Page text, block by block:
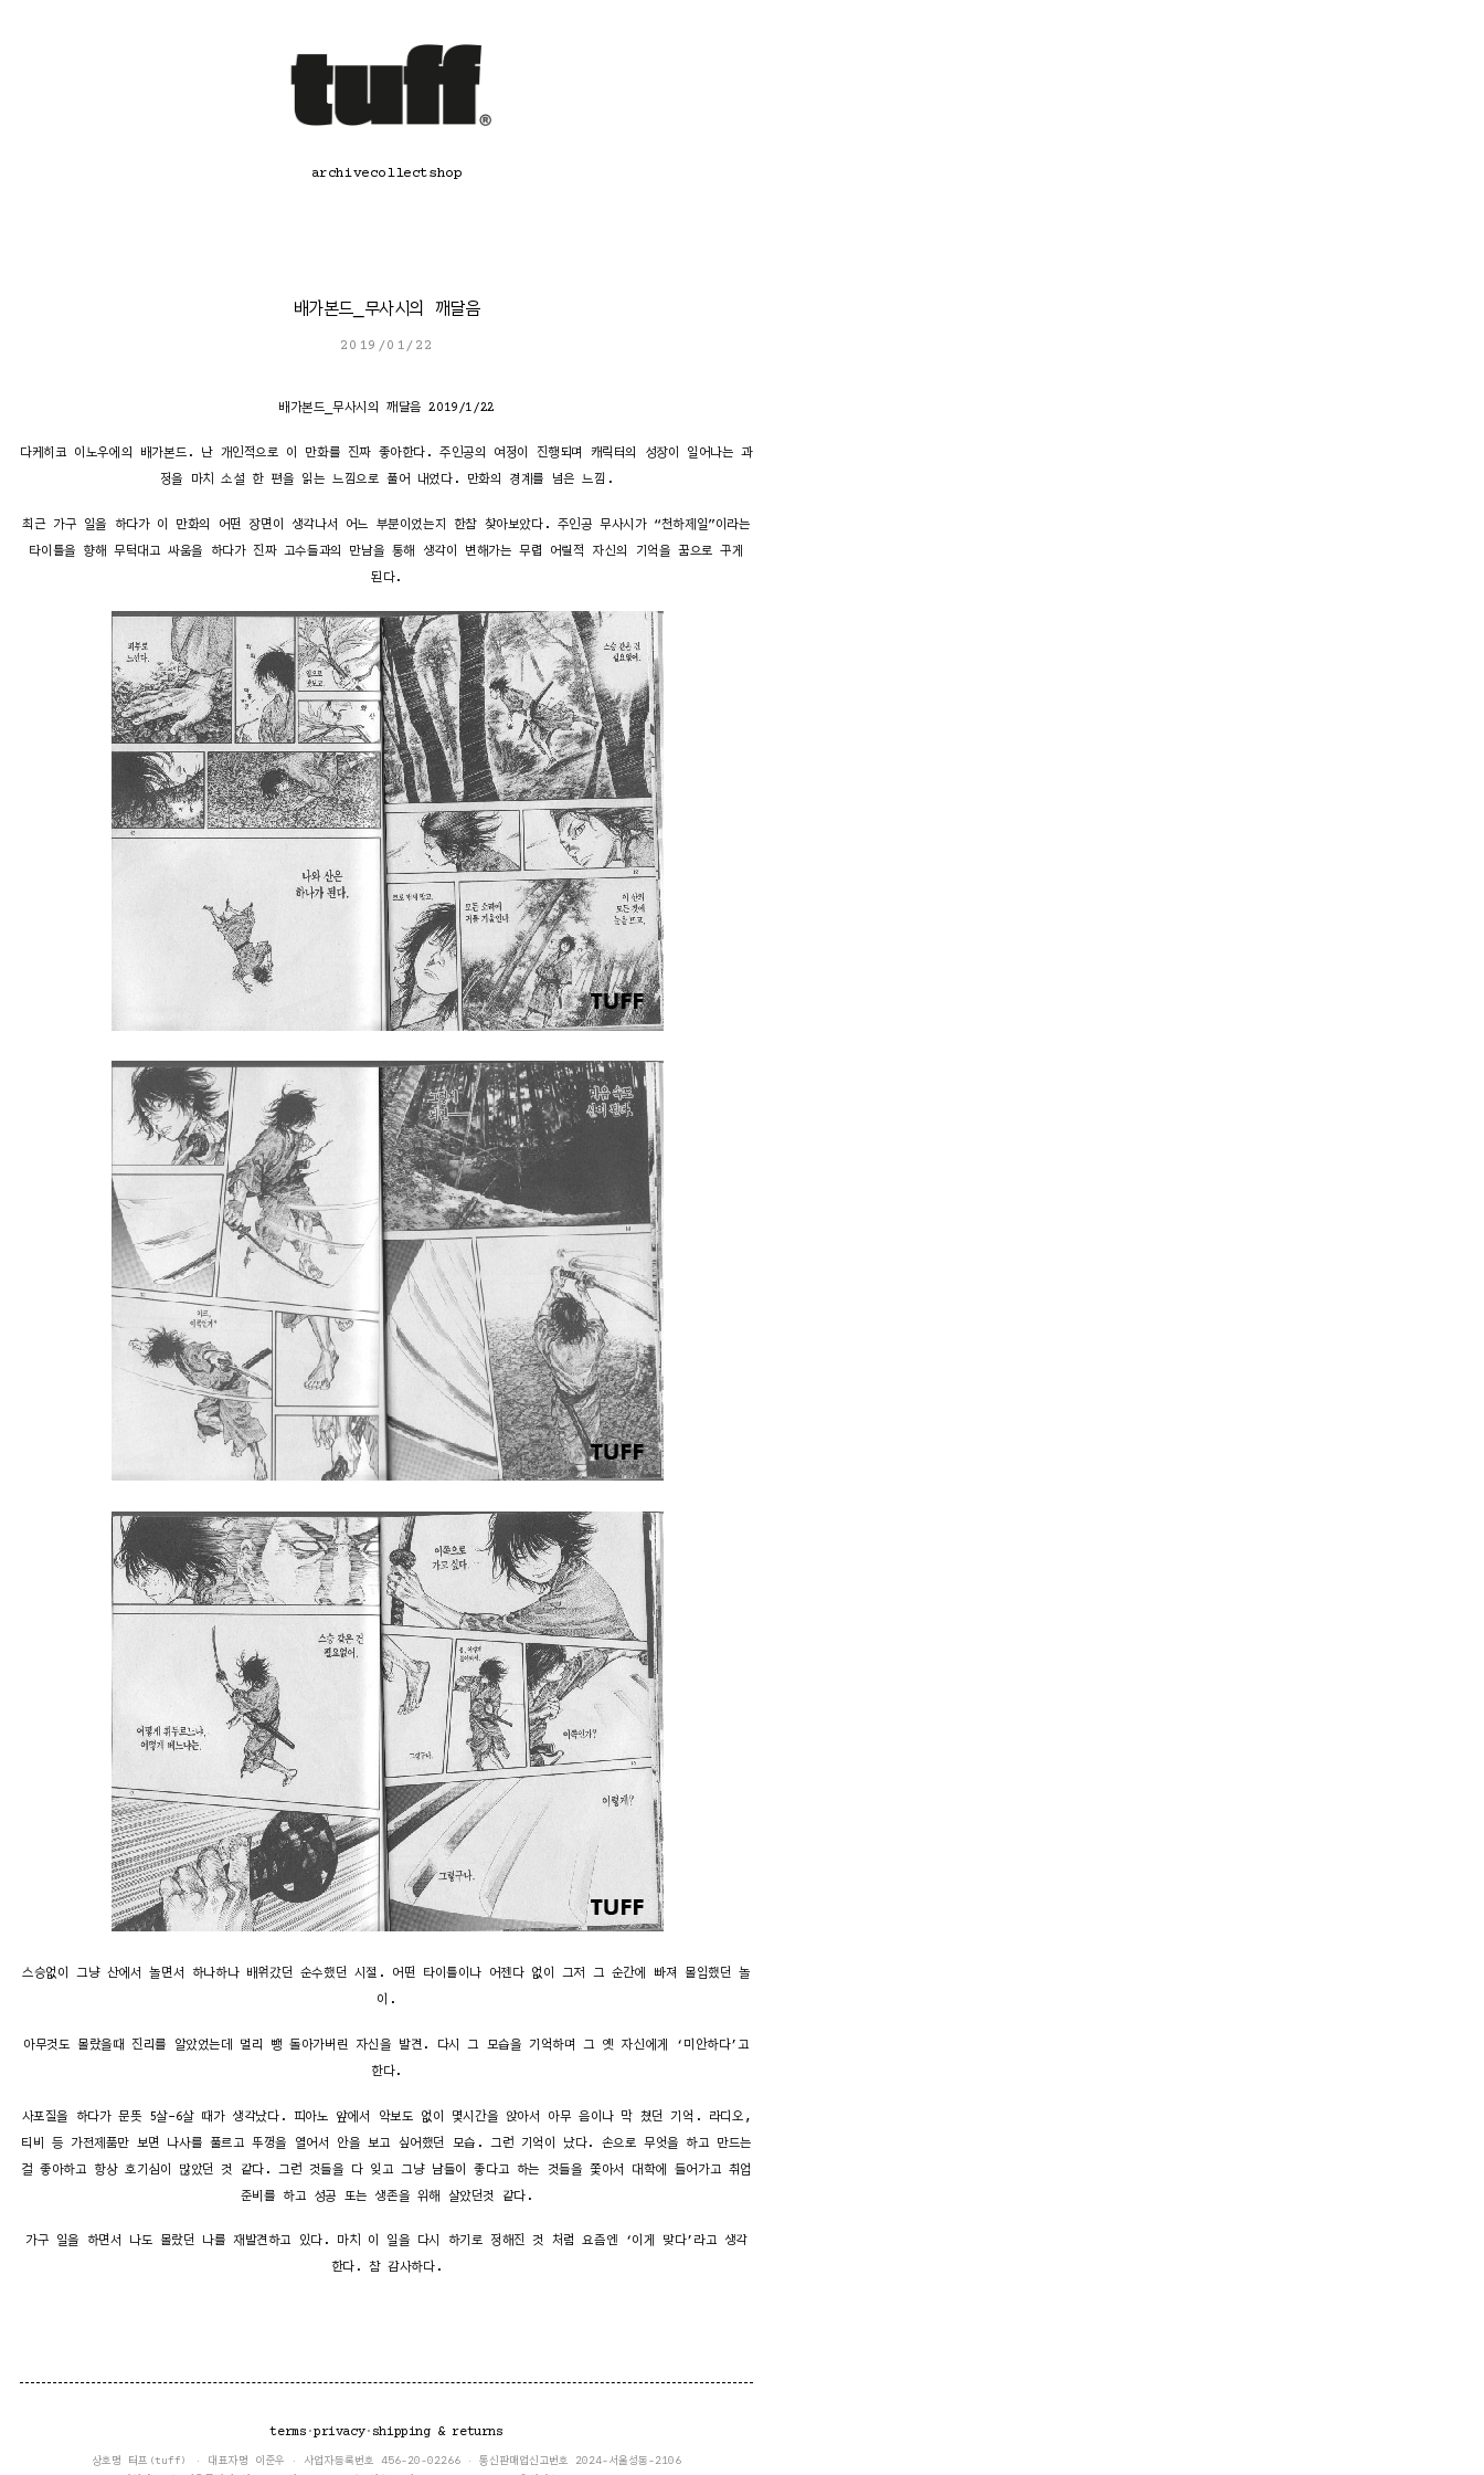
archivecollectshop
배가본드_무사시의 깨달음
2019/01/22
배가본드_무사시의 깨달음 2019/1/22
다케히코 이노우에의 배가본드. 난 개인적으로 이 만화를 진짜 좋아한다. 주인공의 여정이 진행되며 캐릭터의 성장이 일어나는 과
정을 마치 소설 한 편을 읽는 느낌으로 풀어 내었다. 만화의 경계를 넘은 느낌.
최근 가구 일을 하다가 이 만화의 어떤 장면이 생각나서 어느 부분이었는지 한참 찾아보았다. 주인공 무사시가 “천하제일”이라는
타이틀을 향해 무턱대고 싸움을 하다가 진짜 고수들과의 만남을 통해 생각이 변해가는 무렵 어릴적 자신의 기억을 꿈으로 꾸게
된다.
스승없이 그냥 산에서 놀면서 하나하나 배워갔던 순수했던 시절. 어떤 타이틀이나 어젠다 없이 그저 그 순간에 빠져 몰입했던 놀
이.
아무것도 몰랐을때 진리를 알았었는데 멀리 뺑 돌아가버린 자신을 발견. 다시 그 모습을 기억하며 그 옛 자신에게 ‘미안하다’고
한다.
사포질을 하다가 문뜻 5살-6살 때가 생각났다. 피아노 앞에서 악보도 없이 몇시간을 앉아서 아무 음이나 막 쳤던 기억. 라디오,
티비 등 가전제품만 보면 나사를 풀르고 뚜껑을 열어서 안을 보고 싶어했던 모습. 그런 기억이 났다. 손으로 무엇을 하고 만드는
걸 좋아하고 항상 호기심이 많았던 것 같다. 그런 것들을 다 잊고 그냥 남들이 좋다고 하는 것들을 쫓아서 대학에 들어가고 취업
준비를 하고 성공 또는 생존을 위해 살았던것 같다.
가구 일을 하면서 나도 몰랐던 나를 재발견하고 있다. 마치 이 일을 다시 하기로 정해진 것 처럼 요즘엔 ‘이게 맞다’라고 생각
한다. 참 감사하다.
terms ·privacy· shipping & returns
상호명 터프(tuff) · 대표자명 이준우 · 사업자등록번호 456-20-02266 · 통신판매업신고번호 2024-서울성동-2106